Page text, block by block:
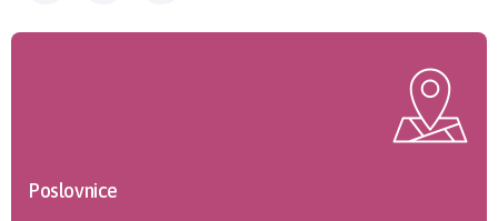
Poslovnice